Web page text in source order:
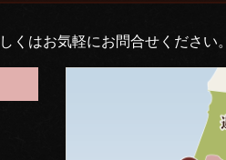
くはお気軽にお問合せください。